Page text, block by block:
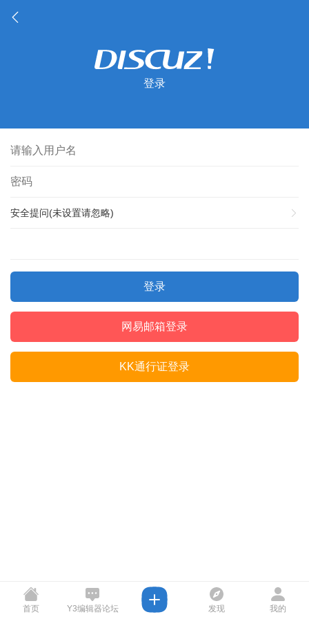
登录
安全提问(未设置请忽略)
登录
网易邮箱登录
KK通行证登录
首页 Y3编辑器论坛 发现 我的